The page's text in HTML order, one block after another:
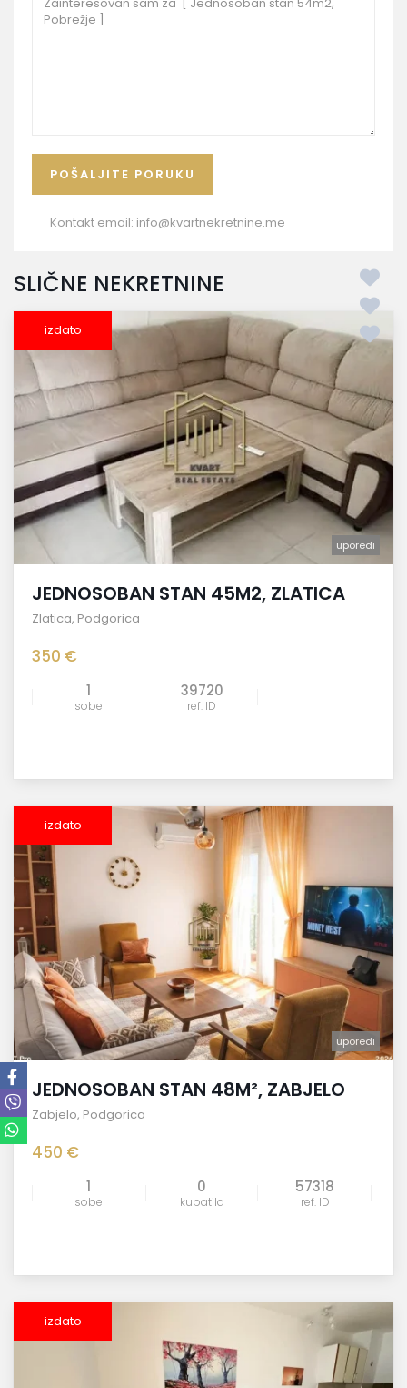
Kontakt email: info@kvartnekretnine.me
SLIČNE NEKRETNINE
izdato
uporedi
JEDNOSOBAN STAN 45M2, ZLATICA
Zlatica, Podgorica
350 €
1
sobe
39720
ref. ID
izdato
uporedi
JEDNOSOBAN STAN 48M², ZABJELO
Zabjelo, Podgorica
450 €
1
sobe
0
kupatila
57318
ref. ID
izdato